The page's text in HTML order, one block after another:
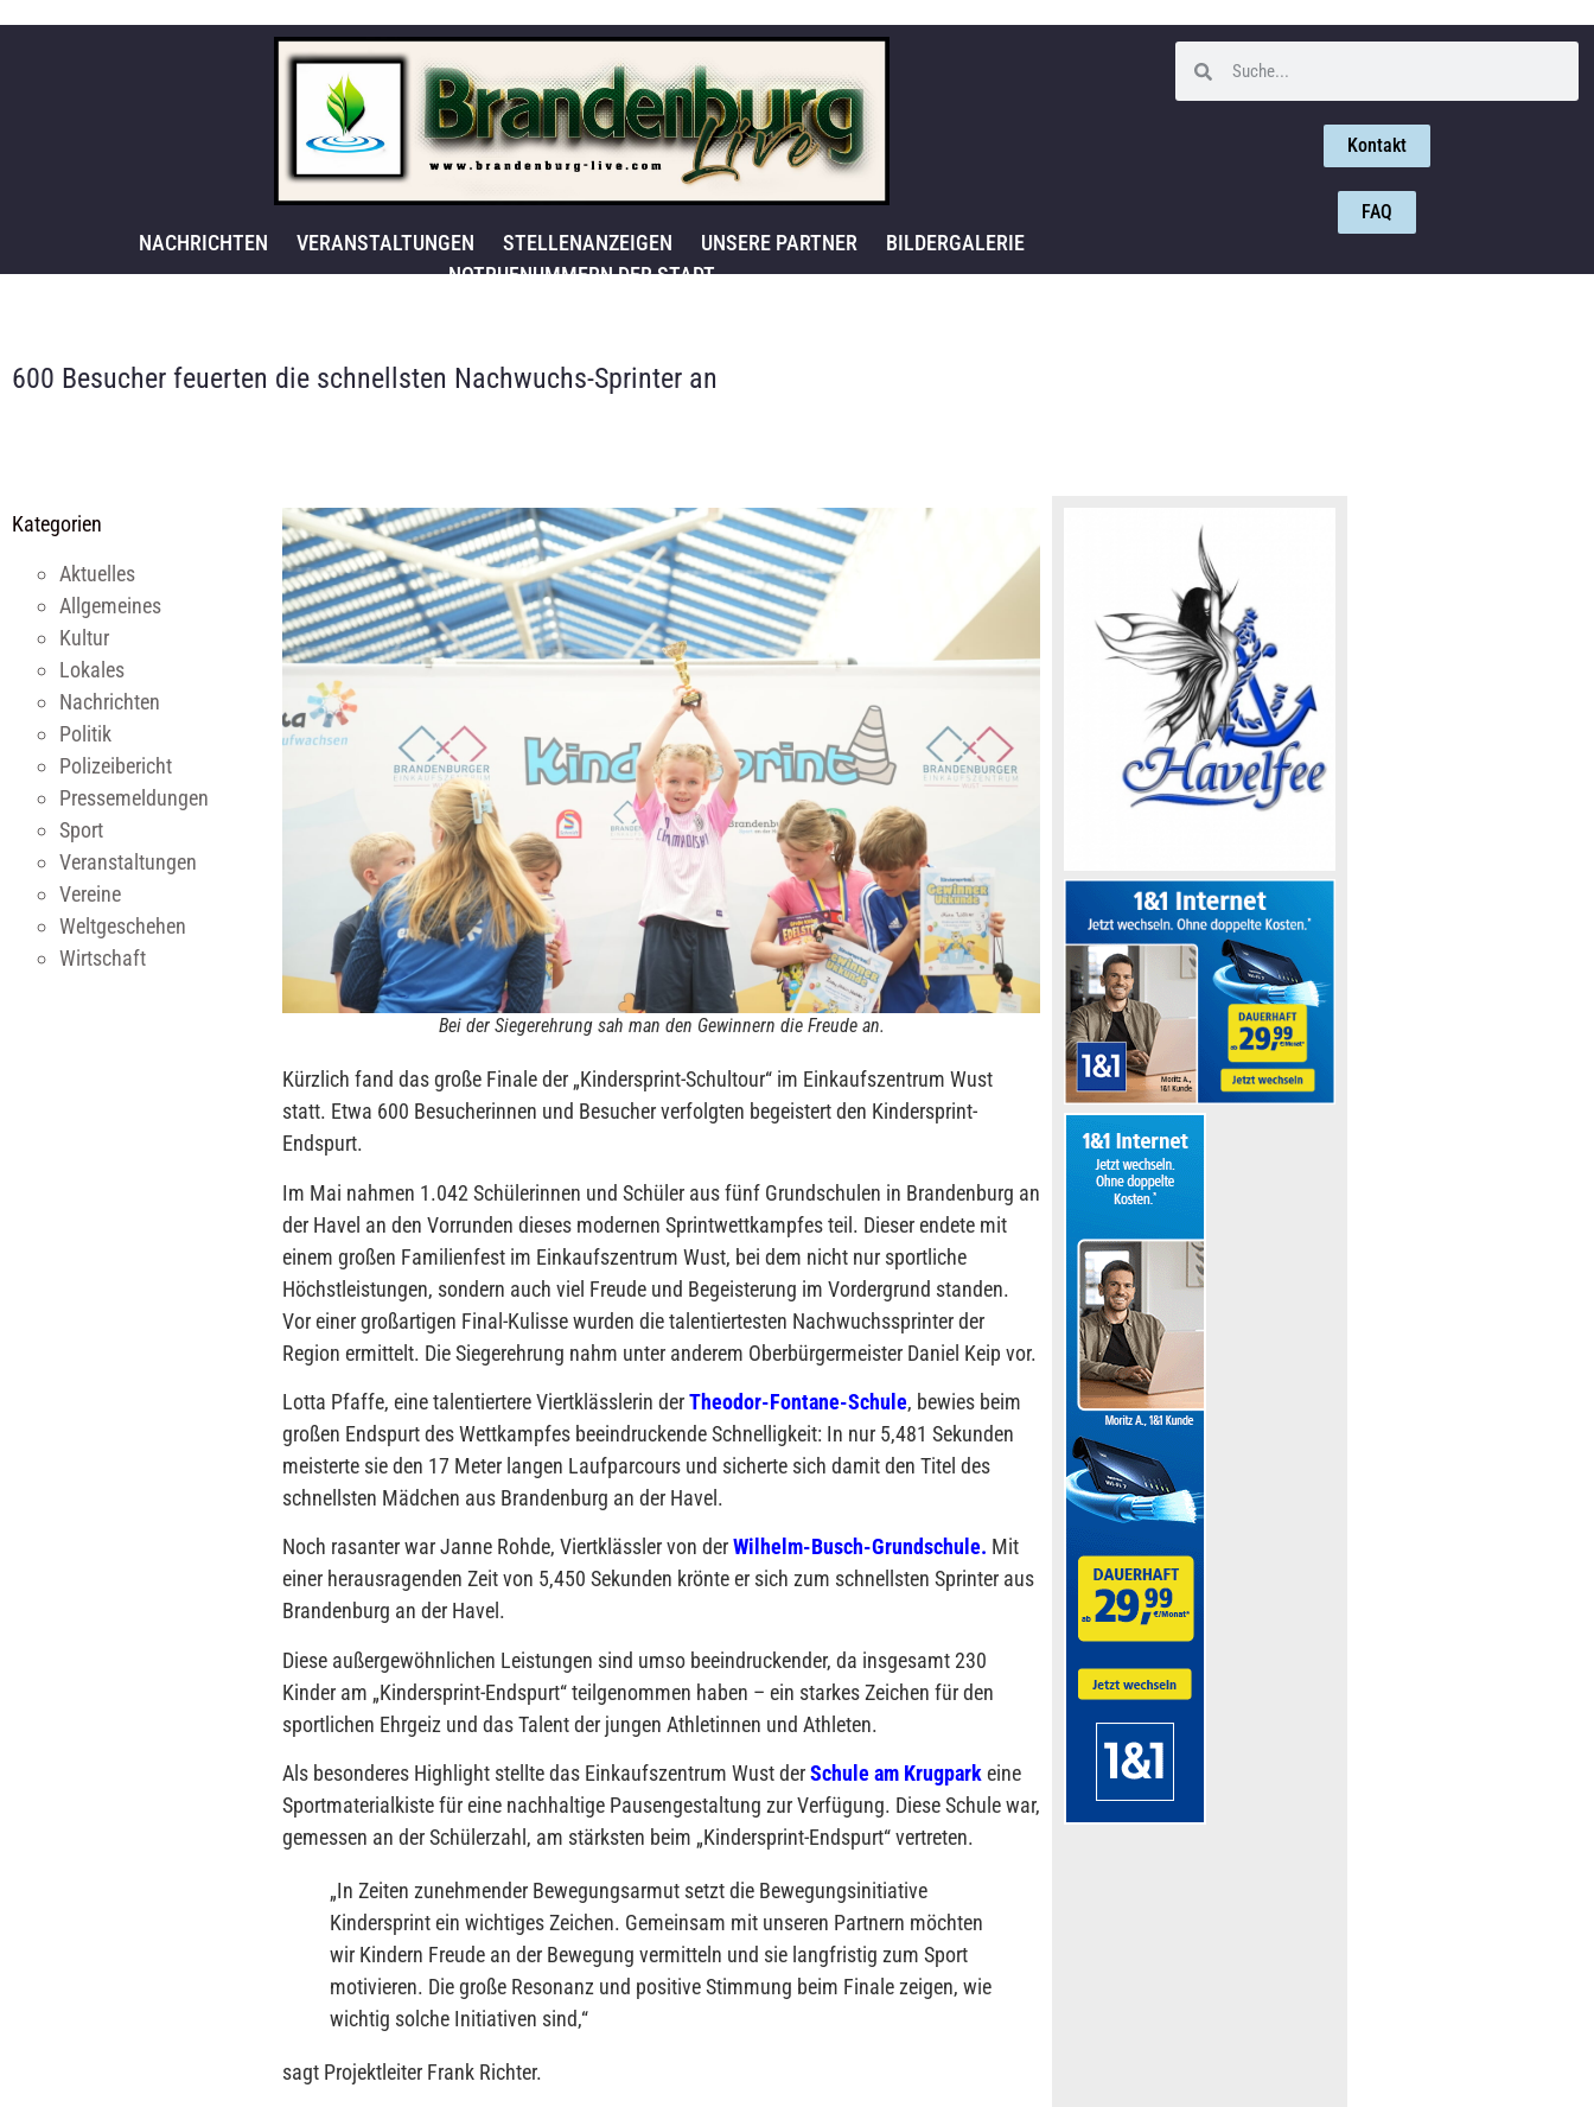
NACHRICHTEN VERANSTALTUNGEN STELLENANZEIGEN UNSERE PARTNER
BILDERGALERIE
NOTRUFNUMMERN DER STADT
Kontakt
FAQ
600 Besucher feuerten die schnellsten Nachwuchs-Sprinter an
Kategorien
Aktuelles
Allgemeines
Kultur
Lokales
Nachrichten
Politik
Polizeibericht
Pressemeldungen
Sport
Veranstaltungen
Vereine
Weltgeschehen
Wirtschaft
Bei der Siegerehrung sah man den Gewinnern die Freude an.
Kürzlich fand das große Finale der „Kindersprint-Schultour“ im Einkaufszentrum Wust
statt. Etwa 600 Besucherinnen und Besucher verfolgten begeistert den Kindersprint-
Endspurt.
Im Mai nahmen 1.042 Schülerinnen und Schüler aus fünf Grundschulen in Brandenburg an
der Havel an den Vorrunden dieses modernen Sprintwettkampfes teil. Dieser endete mit
einem großen Familienfest im Einkaufszentrum Wust, bei dem nicht nur sportliche
Höchstleistungen, sondern auch viel Freude und Begeisterung im Vordergrund standen.
Vor einer großartigen Final-Kulisse wurden die talentiertesten Nachwuchssprinter der
Region ermittelt. Die Siegerehrung nahm unter anderem Oberbürgermeister Daniel Keip vor.
Lotta Pfaffe, eine talentiertere Viertklässlerin derTheodor-Fontane-Schule, bewies beim
großen Endspurt des Wettkampfes beeindruckende Schnelligkeit: In nur 5,481 Sekunden
meisterte sie den 17 Meter langen Laufparcours und sicherte sich damit den Titel des
schnellsten Mädchen aus Brandenburg an der Havel.
Noch rasanter war Janne Rohde, Viertklässler von derWilhelm-Busch-Grundschule. Mit
einer herausragenden Zeit von 5,450 Sekunden krönte er sich zum schnellsten Sprinter aus
Brandenburg an der Havel.
Diese außergewöhnlichen Leistungen sind umso beeindruckender, da insgesamt 230
Kinder am „Kindersprint-Endspurt“ teilgenommen haben – ein starkes Zeichen für den
sportlichen Ehrgeiz und das Talent der jungen Athletinnen und Athleten.
Als besonderes Highlight stellte das Einkaufszentrum Wust derSchule am Krugparkeine
Sportmaterialkiste für eine nachhaltige Pausengestaltung zur Verfügung. Diese Schule war,
gemessen an der Schülerzahl, am stärksten beim „Kindersprint-Endspurt“ vertreten.
„In Zeiten zunehmender Bewegungsarmut setzt die Bewegungsinitiative
Kindersprint ein wichtiges Zeichen. Gemeinsam mit unseren Partnern möchten
wir Kindern Freude an der Bewegung vermitteln und sie langfristig zum Sport
motivieren. Die große Resonanz und positive Stimmung beim Finale zeigen, wie
wichtig solche Initiativen sind,“
sagt Projektleiter Frank Richter.